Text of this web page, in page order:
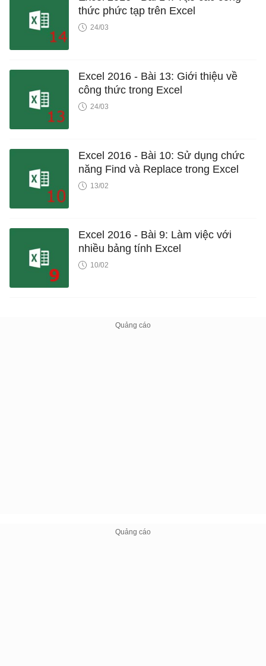
thức phức tạp trên Excel
24/03
Excel 2016 - Bài 13: Giới thiệu về
công thức trong Excel
24/03
Excel 2016 - Bài 10: Sử dụng chức
năng Find và Replace trong Excel
13/02
Excel 2016 - Bài 9: Làm việc với
nhiều bảng tính Excel
10/02